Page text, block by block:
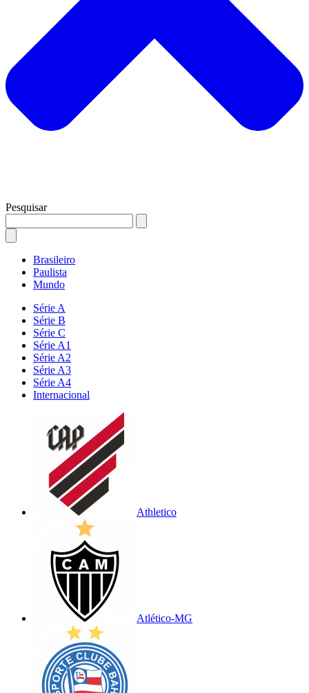
Pesquisar
Brasileiro
Paulista
Mundo
Série A
Série B
Série C
Série A1
Série A2
Série A3
Série A4
Internacional
Athletico
Atlético-MG